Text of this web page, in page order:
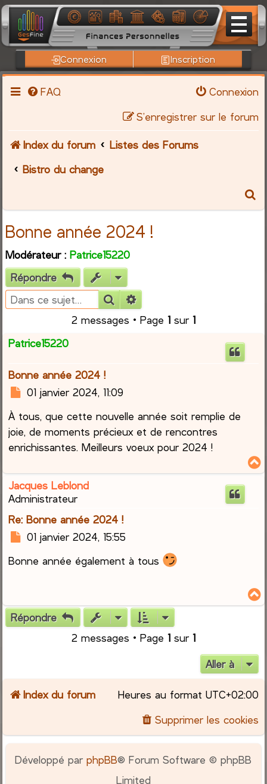
Connexion Inscription
FAQ
Connexion
S’enregistrer sur le forum
Index du forum
Listes des Forums
Bistro du change
Bonne année 2024 !
Modérateur : Patrice15220
Répondre
Rechercher
2 messages • Page 1 sur 1
Patrice15220
Bonne année 2024 !
M
s
s
a
e
01 janvier 2024, 11:09
À tous, que cette nouvelle année soit remplie de
joie, de moments précieux et de rencontres
enrichissantes. Meilleurs voeux pour 2024 !
Jacques Leblond
Administrateur
Re: Bonne année 2024 !
M
s
e
01 janvier 2024, 15:55
Bonne année également à tous
Répondre
2 messages • Page 1 sur 1
Aller à
Index du forum Heures au format UTC+02:00
Supprimer les cookies
Développé parphpBB® Forum Software © phpBB
Limited